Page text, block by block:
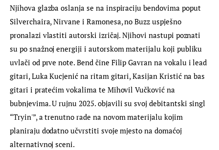
Njihova glazba oslanja se na inspiraciju bendovima poput
Silverchaira, Nirvane i Ramonesa, no Buzz uspješno
pronalazi vlastiti autorski izričaj. Njihovi nastupi poznati
su po snažnoj energiji i autorskom materijalu koji publiku
uvlači od prve note. Bend čine Filip Gavran na vokalu i lead
gitari, Luka Kucjenić na ritam gitari, Kasijan Kristić na bas
gitari i pratećim vokalima te Mihovil Vučković na
bubnjevima. U rujnu 2025. objavili su svoj debitantski singl
“Tryin'”, a trenutno rade na novom materijalu kojim
planiraju dodatno učvrstiti svoje mjesto na domaćoj
alternativnoj sceni.